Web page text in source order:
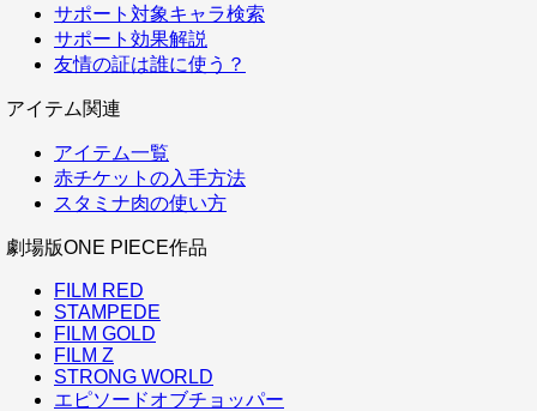
サポート対象キャラ検索
サポート効果解説
友情の証は誰に使う？
アイテム関連
アイテム一覧
赤チケットの入手方法
スタミナ肉の使い方
劇場版ONE PIECE作品
FILM RED
STAMPEDE
FILM GOLD
FILM Z
STRONG WORLD
エピソードオブチョッパー